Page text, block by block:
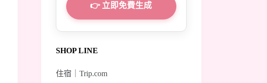
👉 立即免費生成
SHOP LINE
住宿｜Trip.com